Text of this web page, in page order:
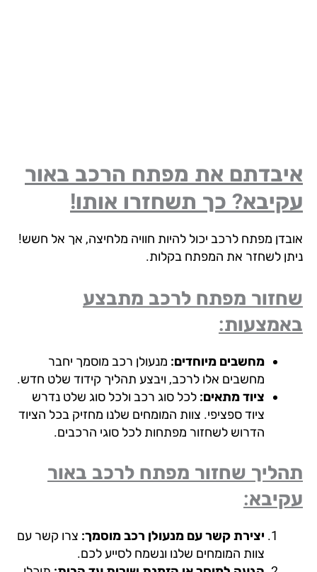
את מפתח הרכב באור
כך תשחזרו אותו!
מפתח לרכב יכול להיות חוויה מלחיצה, אך אל חשש!
לשחזר את המפתח בקלות.
מפתח לרכב מתבצע
מחשבים מיוחדים:מנעולן רכב מוסמך יחבר
מחשבים אלו לרכב, ויבצע תהליך קידוד שלט חדש.
ציוד מתאים:לכל סוג רכב ולכל סוג שלט נדרש
ציוד ספציפי. צוות המומחים שלנו מחזיק בכל הציוד
הדרוש לשחזור מפתחות לכל סוגי הרכבים.
שחזור מפתח לרכב באור
יצירת קשר עם מנעולן רכב מוסמך:צרו קשר עם
צוות המומחים שלנו ונשמח לסייע לכם.